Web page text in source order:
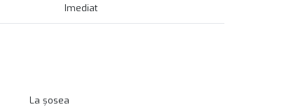
Imediat
La șosea